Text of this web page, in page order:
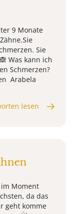
9 Monate
Sie
Was kann ich
Schmerzen?
Arabela
lesen
Moment
da das
geht komme